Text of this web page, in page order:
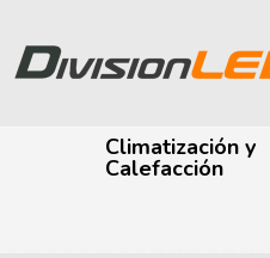
Climatización y
Calefacción